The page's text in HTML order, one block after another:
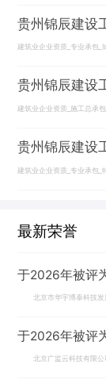
贵州锦辰建设
建筑业企业资质_专业承包_
贵州锦辰建设
建筑业企业资质_施工总承
贵州锦辰建设
建筑业企业资质_专业承包
最新荣誉
于2026年被评
北京市华宇博泰科技
于2026年被评
北京广监云科技有限